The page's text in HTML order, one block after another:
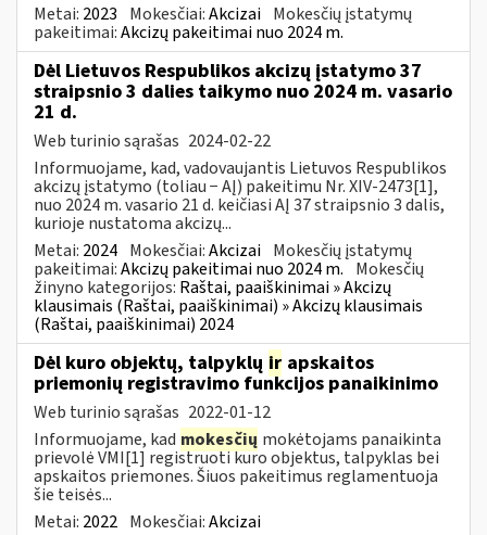
Metai: 2023 Mokesčiai:Akcizai Mokesčių įstatymų
pakeitimai:Akcizų pakeitimai nuo 2024 m.
Dėl Lietuvos Respublikos akcizų įstatymo 37
straipsnio 3 dalies taikymo nuo 2024 m. vasario
21 d.
Web turinio sąrašas 2024-02-22
Informuojame, kad, vadovaujantis Lietuvos Respublikos
akcizų įstatymo (toliau − AĮ) pakeitimu Nr. XIV-2473[1],
nuo 2024 m. vasario 21 d. keičiasi AĮ 37 straipsnio 3 dalis,
kurioje nustatoma akcizų...
Metai: 2024 Mokesčiai:Akcizai Mokesčių įstatymų
pakeitimai:Akcizų pakeitimai nuo 2024 m. Mokesčių
žinyno kategorijos: Raštai, paaiškinimai » Akcizų
klausimais (Raštai, paaiškinimai) » Akcizų klausimais
(Raštai, paaiškinimai) 2024
Dėl kuro objektų, talpyklų ir apskaitos
priemonių registravimo funkcijos panaikinimo
Web turinio sąrašas 2022-01-12
Informuojame, kad mokesčių mokėtojams panaikinta
prievolė VMI[1] registruoti kuro objektus, talpyklas bei
apskaitos priemones. Šiuos pakeitimus reglamentuoja
šie teisės...
Metai: 2022 Mokesčiai:Akcizai